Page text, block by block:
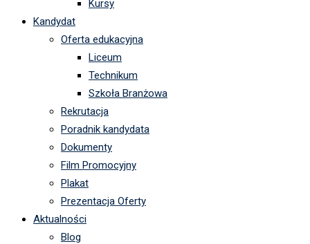
Kursy
Kandydat
Oferta edukacyjna
Liceum
Technikum
Szkoła Branżowa
Rekrutacja
Poradnik kandydata
Dokumenty
Film Promocyjny
Plakat
Prezentacja Oferty
Aktualności
Blog